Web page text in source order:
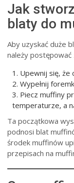
Jak
blaty do
Aby uzyskać duże
należy
Upewnij się, że
Wypełnij
Piecz muffiny
temperaturze, a
Ta początkowa
podnosi blat
środek muffinów
przepisach na